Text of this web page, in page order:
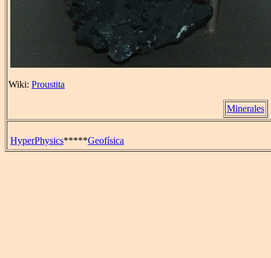
Wiki: Proustita
Minerales
HyperPhysics*****Geofísica